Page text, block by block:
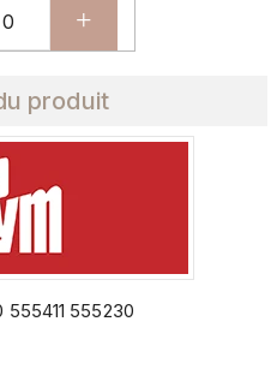
+
produit
555411 555230